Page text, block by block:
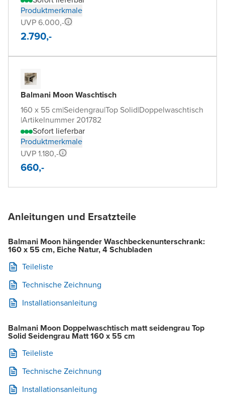
Produktmerkmale
UVP 6.000,-
2.790,-
Balmani Moon Waschtisch
160 x 55 cm|Seidengrau|Top Solid|Doppelwaschtisch
|Artikelnummer 201782
Sofort lieferbar
Produktmerkmale
UVP 1.180,-
660,-
Anleitungen und Ersatzteile
Balmani Moon hängender Waschbeckenunterschrank:
160 x 55 cm, Eiche Natur, 4 Schubladen
Teileliste
Technische Zeichnung
Installationsanleitung
Balmani Moon Doppelwaschtisch matt seidengrau Top
Solid Seidengrau Matt 160 x 55 cm
Teileliste
Technische Zeichnung
Installationsanleitung